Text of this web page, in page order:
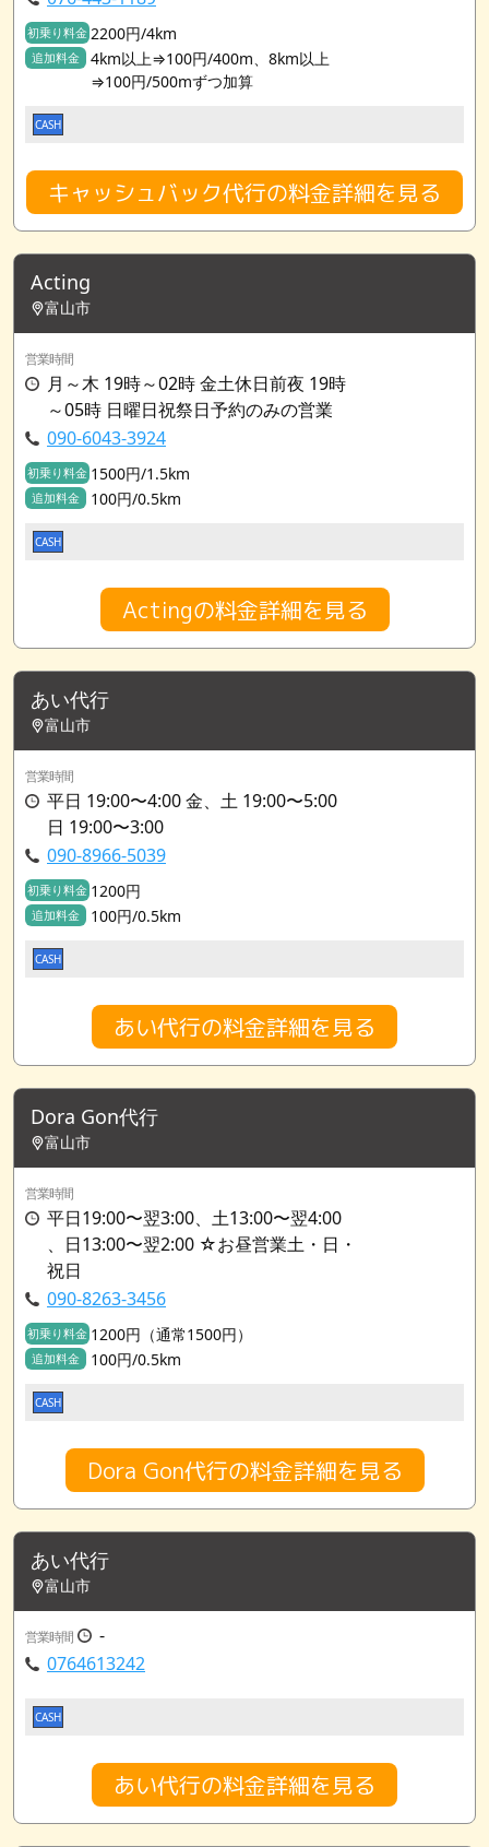
初乗り料金 2200円/4km
追加料金
4km以上⇒100円/400m、8km以上
⇒100円/500mずつ加算
CASH
キャッシュバック代行の料金詳細を見る
Acting
富山市
営業時間
月～木 19時～02時 金土休日前夜 19時
～05時 日曜日祝祭日予約のみの営業
090-6043-3924
初乗り料金 1500円/1.5km
追加料金 100円/0.5km
CASH
Actingの料金詳細を見る
あい代行
富山市
営業時間
平日 19:00〜4:00 金、土 19:00〜5:00
日 19:00〜3:00
090-8966-5039
初乗り料金 1200円
追加料金 100円/0.5km
CASH
あい代行の料金詳細を見る
Dora Gon代行
富山市
営業時間
平日19:00〜翌3:00、土13:00〜翌4:00
、日13:00〜翌2:00 ☆お昼営業土・日・
祝日
090-8263-3456
初乗り料金 1200円（通常1500円）
追加料金 100円/0.5km
CASH
Dora Gon代行の料金詳細を見る
あい代行
富山市
営業時間
-
0764613242
CASH
あい代行の料金詳細を見る